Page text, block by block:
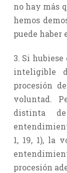
no hay más
hemos
puede haber
3. Si
inteligible
procesión
voluntad.
distinta
1, 19, 1), la
procesión